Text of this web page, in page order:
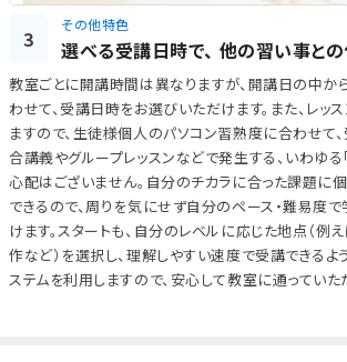
3
その他特色
選べる受講日時で、 他の習い事との
教室ごとに開講時間は異なりますが、開講日の中か
わせて、受講日時をお選びいただけます。また、レッ
ますので、生徒様個人のパソコン習熟度に合わせて
合講義やグループレッスンなどで発生する、いわゆる
心配はございません。自分のチカラに合った課題に
できるので、周りを気にせず自分のペース・難易度
けます。スタートも、自分のレベルに応じた地点（例
作など）を選択し、理解しやすい速度で受講できる
ステムを利用しますので、安心して教室に通っていた